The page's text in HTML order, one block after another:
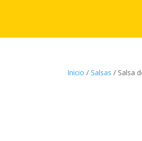
Inicio /Salsas / Salsa